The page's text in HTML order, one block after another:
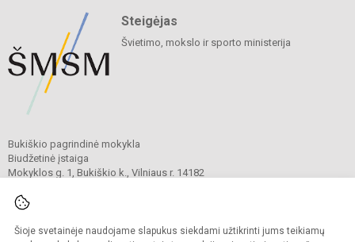
Šioje svetainėje naudojame slapukus siekdami užtikrinti jums teikiamų
Steigėjas
Švietimo, mokslo ir sporto ministerija
Bukiškio pagrindinė mokykla
Biudžetinė įstaiga
Mokyklos g. 1, Bukiškio k., Vilniaus r. 14182
El. p.
Juridinių asmenų registre